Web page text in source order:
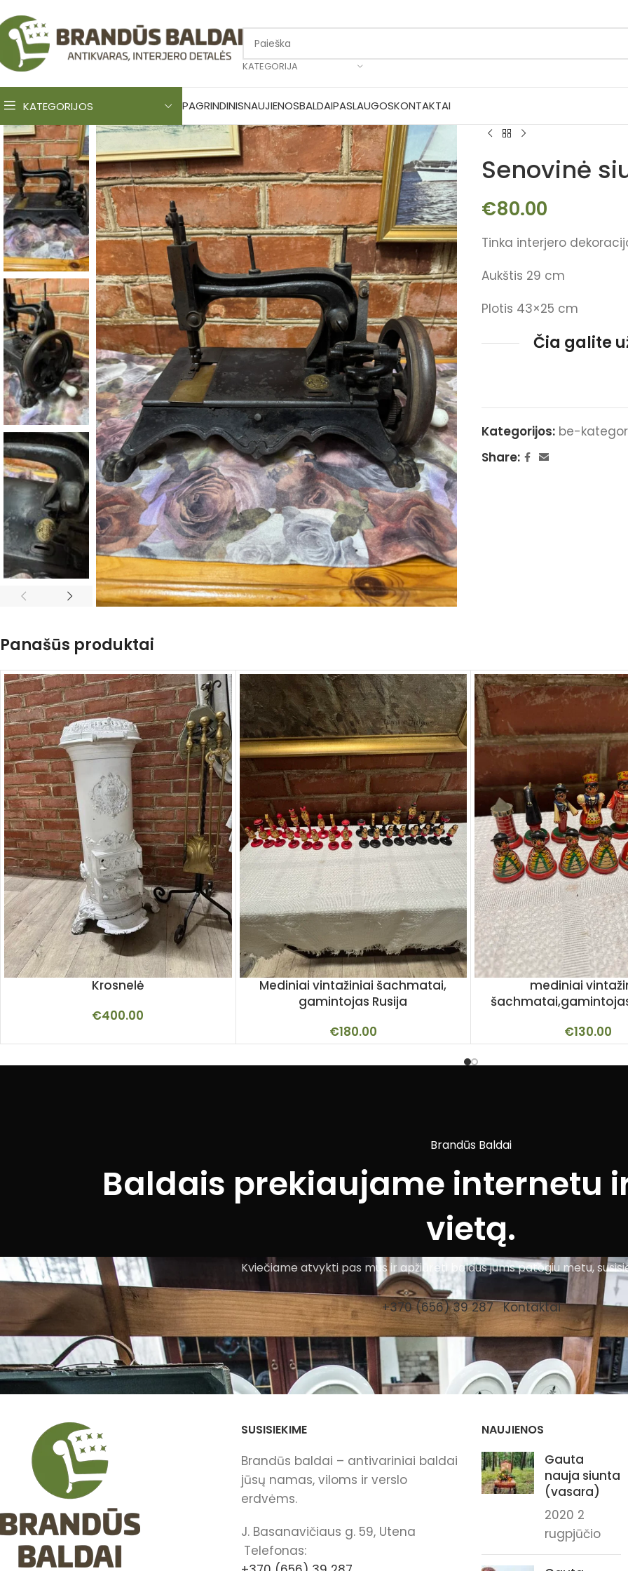
KATEGORIJA
KATEGORIJOS PAGRINDINISNAUJIENOSBALDAIPASLAUGOSKONTAKTAI
Senovinė
€80.00
Tinka interjero
Aukštis 29 cm
Plotis 43×25 cm
Čia galite
Kategorijos: be-
Share:
Panašūs produktai
Krosnelė
€400.00
Mediniai vintažiniai šachmatai,
gamintojas Rusija
€180.00
mediniai
€130.00
Brandūs Baldai
Baldais prekiaujame internetu
vietą.
Kviečiame atvykti pas mus ir apžiūrėti baldus jums patogiu metu,
+370 (656) 39 287 Kontaktai
SUSISIEKIME
Brandūs baldai – antivariniai baldai
jūsų namas, viloms ir verslo
erdvėms.
J. Basanavičiaus g. 59, Utena
Telefonas:
NAUJIENOS
Gauta
nauja siunta
(vasara)
2020 2
rugpjūčio